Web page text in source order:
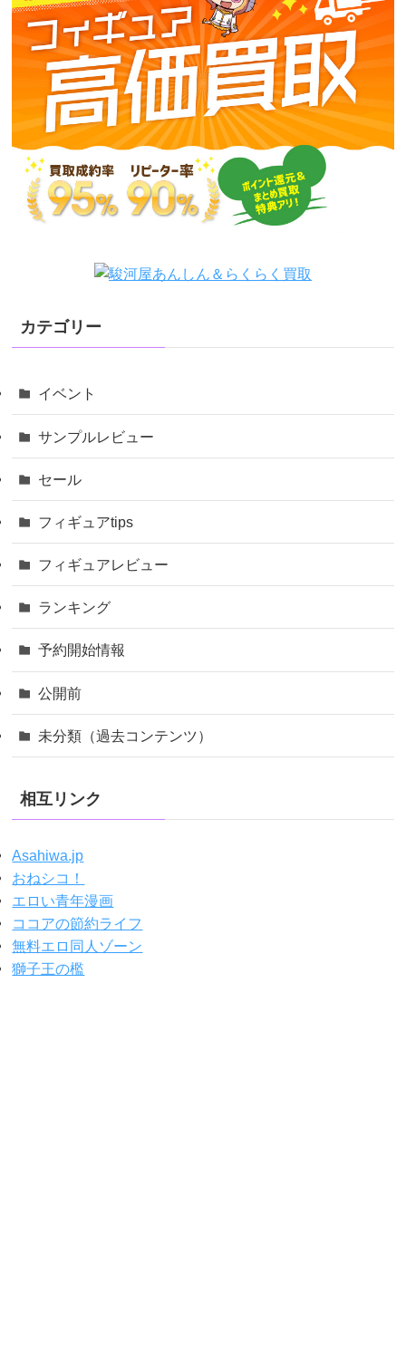
カテゴリー
イベント
サンプルレビュー
セール
フィギュアtips
フィギュアレビュー
ランキング
予約開始情報
公開前
未分類（過去コンテンツ）
相互リンク
Asahiwa.jp
おねシコ！
エロい青年漫画
ココアの節約ライフ
無料エロ同人ゾーン
獅子王の檻